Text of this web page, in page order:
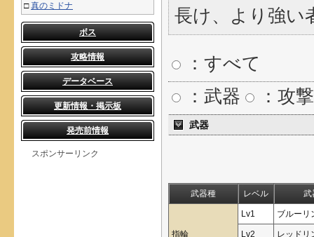
□真のミドナ
ボス
攻略情報
データベース
更新情報・掲示板
発売前情報
スポンサーリンク
長け、より強い
：すべて
：武器
：攻
武器
武器種 レベル 武
指輪
Lv1 ブルーリ
Lv2 レッドリ